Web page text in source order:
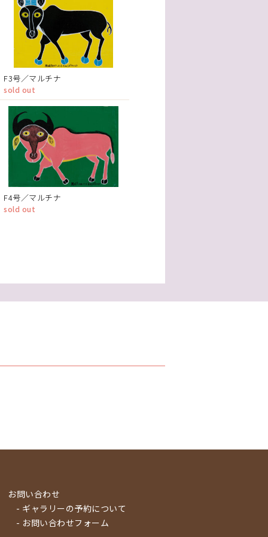
F3号／マルチナ
sold out
F4号／マルチナ
sold out
お問い合わせ
- ギャラリーの予約について
- お問い合わせフォーム